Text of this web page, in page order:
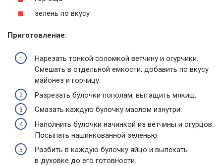
зелень по вкусу
Приготовление:
Нарезать тонкой соломкой ветчину и огурчики.
Смешать в отдельной емкости, добавить по вкусу
майонез и горчицу.
Разрезать булочки пополам, вытащить мякиш.
Смазать каждую булочку маслом изнутри.
Наполнить булочки начинкой из ветчины и огурцов.
Посыпать нашинкованной зеленью.
Разбить в каждую булочку яйцо и выпекать
в духовке до его готовности.